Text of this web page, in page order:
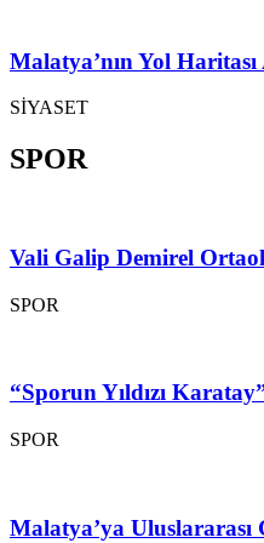
Malatya’nın Yol
SİYASET
SPOR
Vali Galip Demirel
SPOR
“Sporun Yıldızı
SPOR
Malatya’ya Uluslararası